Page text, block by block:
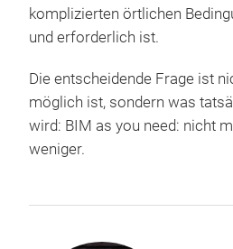
komplizierten örtlichen
und erforderlich ist.
Die entscheidende Frage ist
möglich ist, sondern was
wird: BIM as you need: nicht
weniger.